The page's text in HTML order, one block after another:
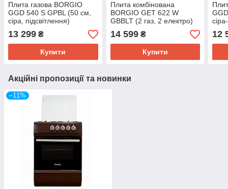
Плита газова BORGIO
GGD 540 S GPBL (50 см,
сіра, підсвітлення)
13 299 ₴
Купити
Плита комбінована
BORGIO GET 622 W
GBBLT (2 газ, 2 електро)
(60 см, біла, підсвітлення)
14 599₴
Купити
12
Акційні пропозиції та новинки
–11%